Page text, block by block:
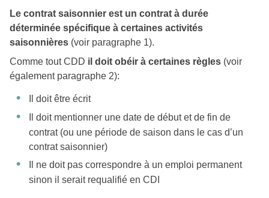
Le contrat saisonnier est un contrat à durée
déterminée spécifique à certaines activités
saisonnières (voir paragraphe 1).
Comme tout CDD il doit obéir à certaines règles (voir
également paragraphe 2):
Il doit être écrit
Il doit mentionner une date de début et de fin de
contrat (ou une période de saison dans le cas d’un
contrat saisonnier)
Il ne doit pas correspondre à un emploi permanent
sinon il serait requalifié en CDI